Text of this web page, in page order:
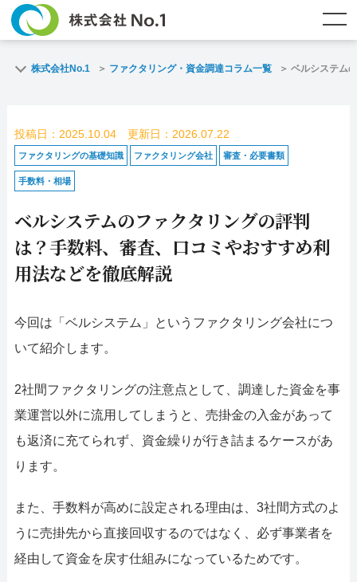
ファクタリングとは？
よくある質問 ファクタリング・資金調達コラム
企業情報
名古屋支店HP 福岡支店HP
お電話で
スピード
052-414-4107
おすすめ記事
ファクタリングで即日資金調達するための方法
株式会社No.1 ファクタリング・資金調達コラム一覧 ベルシステム
投稿日：2025.10.04 更新日：2026.07.22
ファクタリングの基礎知識 ファクタリング会社 審査・必要書類
手数料・相場
ベルシステムのファクタリングの評判
は？手数料、審査、口コミやおすすめ利
用法などを徹底解説
今回は「ベルシステム」というファクタリング会社につ
いて紹介します。
2社間ファクタリングの注意点として、調達した資金を事
業運営以外に流用してしまうと、売掛金の入金があって
も返済に充てられず、資金繰りが行き詰まるケースがあ
ります。
また、手数料が高めに設定される理由は、3社間方式のよ
うに売掛先から直接回収するのではなく、必ず事業者を
経由して資金を戻す仕組みになっているためです。